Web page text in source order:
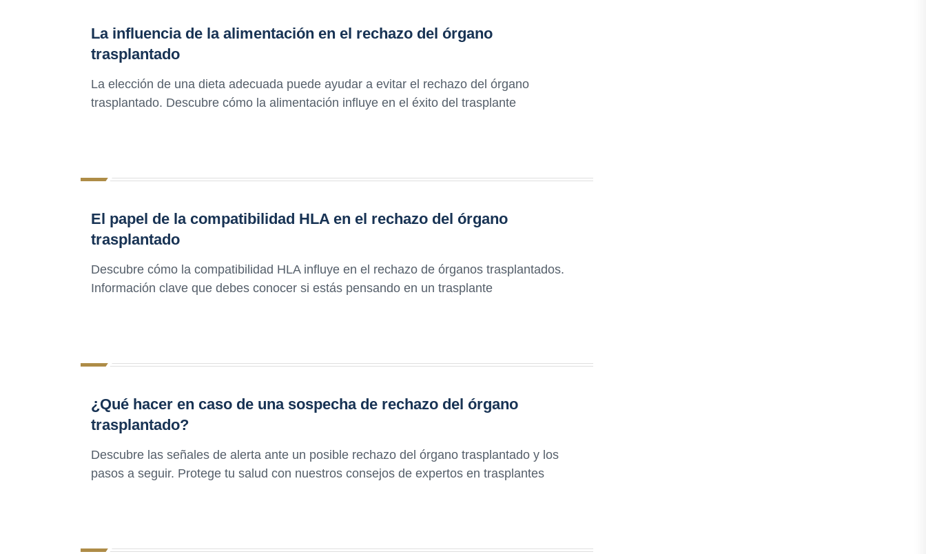
La influencia de la alimentación en el rechazo del órgano
trasplantado
La elección de una dieta adecuada puede ayudar a evitar el rechazo del órgano
trasplantado. Descubre cómo la alimentación influye en el éxito del trasplante
El papel de la compatibilidad HLA en el rechazo del órgano
trasplantado
Descubre cómo la compatibilidad HLA influye en el rechazo de órganos trasplantados.
Información clave que debes conocer si estás pensando en un trasplante
¿Qué hacer en caso de una sospecha de rechazo del órgano
trasplantado?
Descubre las señales de alerta ante un posible rechazo del órgano trasplantado y los
pasos a seguir. Protege tu salud con nuestros consejos de expertos en trasplantes